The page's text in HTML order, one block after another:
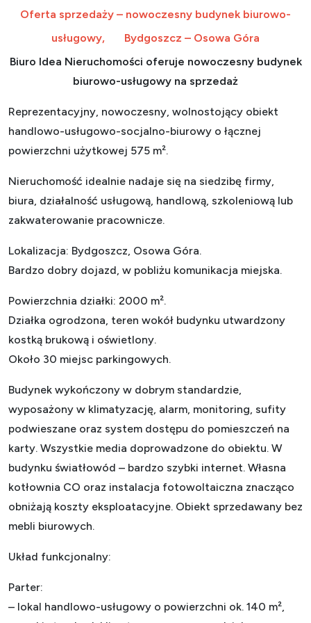
Oferta sprzedaży – nowoczesny budynek biurowo-
usługowy, Bydgoszcz – Osowa Góra
Biuro Idea Nieruchomości oferuje nowoczesny budynek
biurowo-usługowy na sprzedaż
Reprezentacyjny, nowoczesny, wolnostojący obiekt
handlowo-usługowo-socjalno-biurowy o łącznej
powierzchni użytkowej 575 m².
Nieruchomość idealnie nadaje się na siedzibę firmy,
biura, działalność usługową, handlową, szkoleniową lub
zakwaterowanie pracownicze.
Lokalizacja: Bydgoszcz, Osowa Góra.
Bardzo dobry dojazd, w pobliżu komunikacja miejska.
Powierzchnia działki: 2000 m².
Działka ogrodzona, teren wokół budynku utwardzony
kostką brukową i oświetlony.
Około 30 miejsc parkingowych.
Budynek wykończony w dobrym standardzie,
wyposażony w klimatyzację, alarm, monitoring, sufity
podwieszane oraz system dostępu do pomieszczeń na
karty. Wszystkie media doprowadzone do obiektu. W
budynku światłowód – bardzo szybki internet. Własna
kotłownia CO oraz instalacja fotowoltaiczna znacząco
obniżają koszty eksploatacyjne. Obiekt sprzedawany bez
mebli biurowych.
Układ funkcjonalny:
Parter:
– lokal handlowo-usługowy o powierzchni ok. 140 m²,